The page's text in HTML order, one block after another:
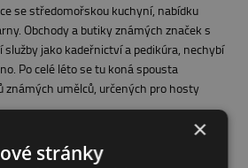
se středomořskou kuchyní, nabídku
Obchody a butiky známých značek s
jako kadeřnictví a pedikúra, nechybí
Po celé léto se tu koná spousta
umělců, určených pro hosty
ARCHIV AKTUALIT
×
stránky